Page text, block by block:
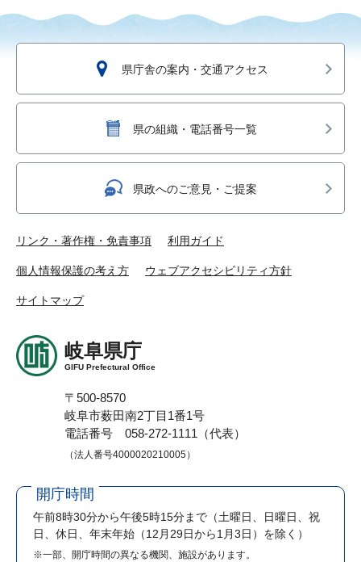
県庁舎の案内・交通アクセス
県の組織・電話番号一覧
県政へのご意見・ご提案
リンク・著作権・免責事項 利用ガイド
個人情報保護の考え方 ウェブアクセシビリティ方針
サイトマップ
岐阜県庁
GIFU Prefectural Office
〒500-8570
岐阜市薮田南2丁目1番1号
電話番号 058-272-1111（代表）
（法人番号4000020210005）
開庁時間
午前8時30分から午後5時15分まで （土曜日、日曜日、祝
日、休日、年末年始（12月29日から1月3日）を除く）
※一部、開庁時間の異なる機関、施設があります。